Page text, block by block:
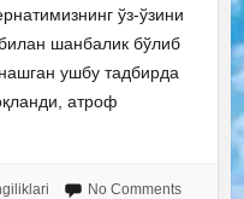
ўз-ўзини
шанбалик бўлиб
ушбу тадбирда
атроф
No Comments